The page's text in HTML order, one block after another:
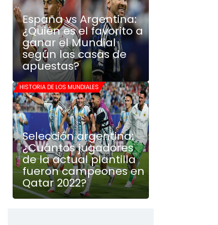
España vs Argentina:
¿Quién es el favorito a
ganar el Mundial
según las casas de
apuestas?
HISTORIA DE LOS MUNDIALES
Selección argentina:
¿Cuántos jugadores
de la actual plantilla
fueron campeones en
Qatar 2022?